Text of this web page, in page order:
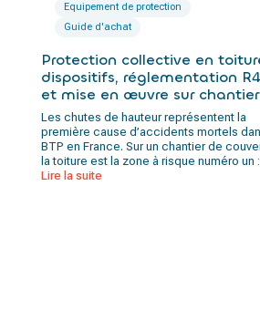
Equipement de protection
Guide d'achat
Protection collective en
dispositifs, réglementation
et mise en œuvre sur chantier
Les chutes de hauteur représentent la
première cause d’accidents mortels
BTP en France. Sur un chantier de
la toiture est la zone à risque numéro un
Lire la suite